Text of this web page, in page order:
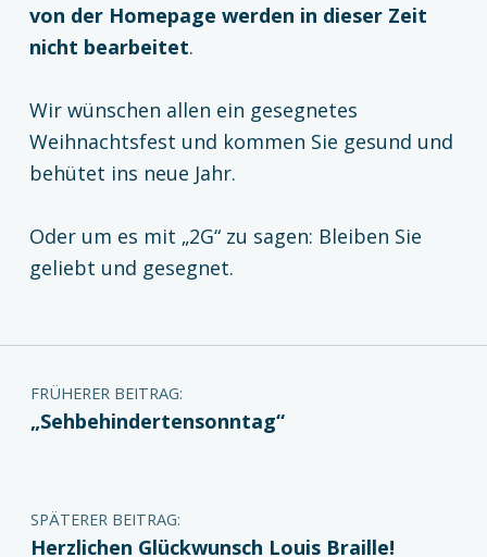
von der Homepage werden in dieser Zeit
nicht bearbeitet.
Wir wünschen allen ein gesegnetes
Weihnachtsfest und kommen Sie gesund und
behütet ins neue Jahr.
Oder um es mit „2G“ zu sagen: Bleiben Sie
geliebt und gesegnet.
Zurück zur Hauptnavigation springen
Beitragsnavigation
FRÜHERER BEITRAG:
„Sehbehindertensonntag“
SPÄTERER BEITRAG:
Herzlichen Glückwunsch Louis Braille!